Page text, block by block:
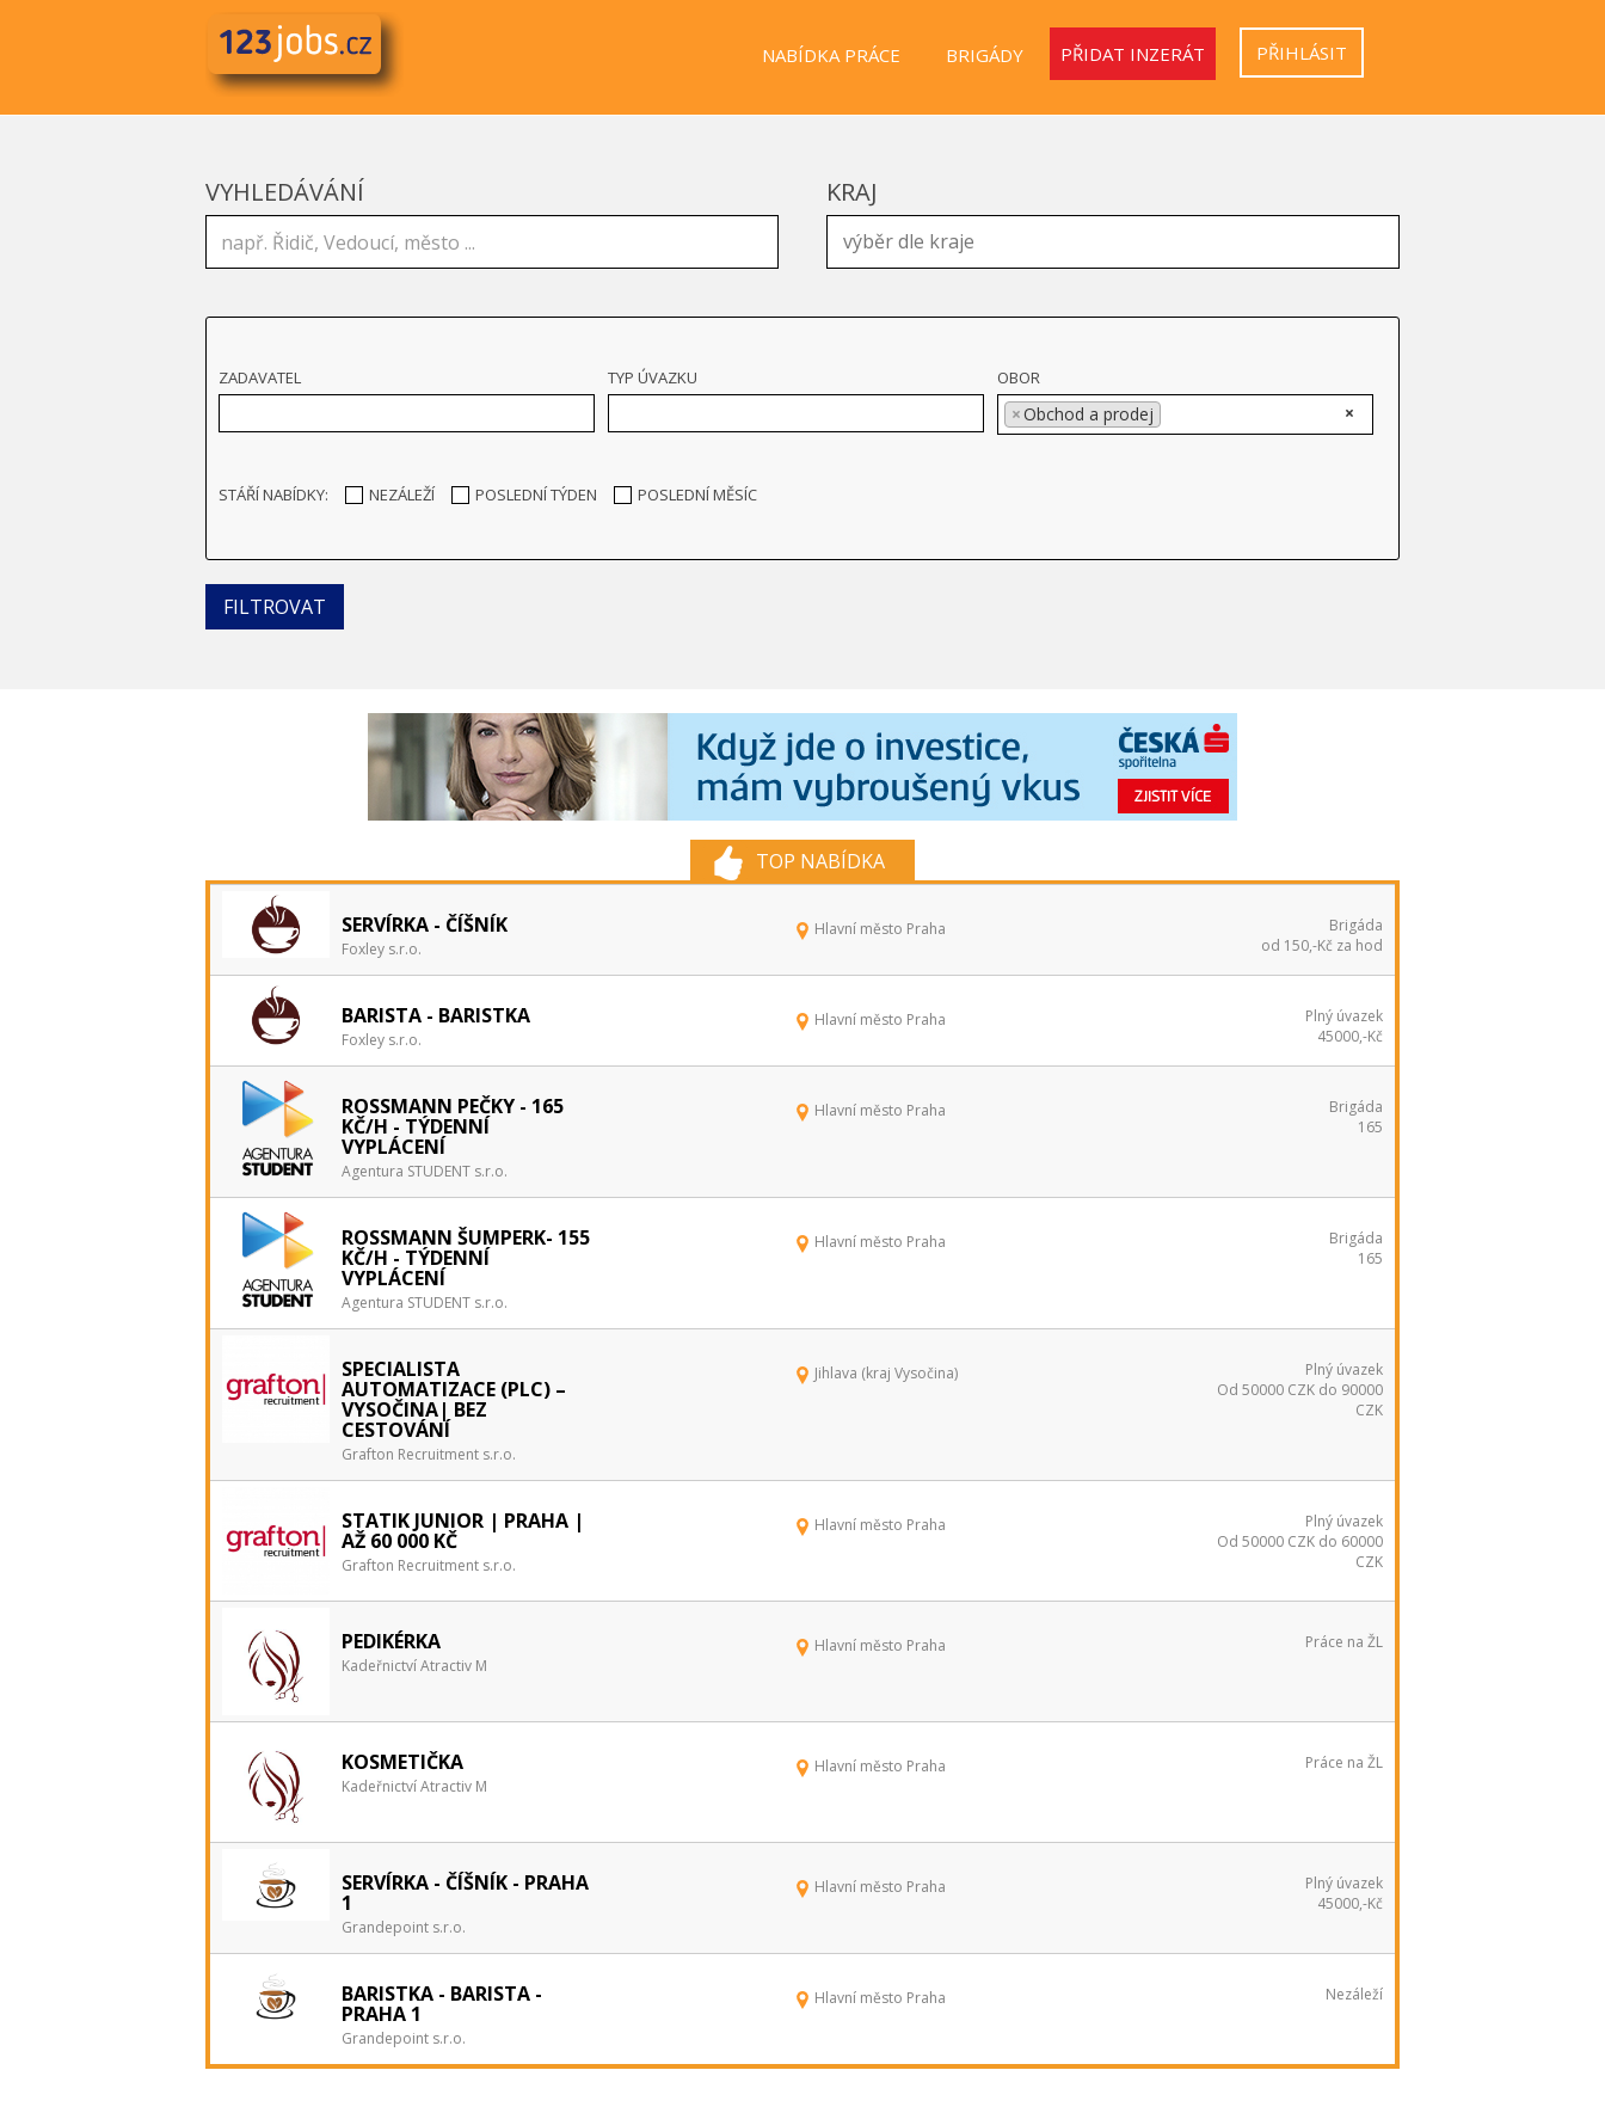
NABÍDKA PRÁCE BRIGÁDY PŘIDAT INZERÁT PŘIHLÁSIT
VYHLEDÁVÁNÍ KRAJ
ZADAVATEL TYP ÚVAZKU OBOR
×
×Obchod a prodej
STÁŘÍ NABÍDKY: NEZÁLEŽÍ POSLEDNÍ TÝDEN POSLEDNÍ MĚSÍC
TOP NABÍDKA
SERVÍRKA - ČÍŠNÍK
Foxley s.r.o.
Hlavní město Praha
Brigáda
od 150,-Kč za hod
BARISTA - BARISTKA
Foxley s.r.o.
Hlavní město Praha
Plný úvazek
45000,-Kč
ROSSMANN PEČKY - 165
KČ/H - TÝDENNÍ
VYPLÁCENÍ
Agentura STUDENT s.r.o.
Hlavní město Praha
Brigáda
165
ROSSMANN ŠUMPERK- 155
KČ/H - TÝDENNÍ
VYPLÁCENÍ
Agentura STUDENT s.r.o.
Hlavní město Praha
Brigáda
165
SPECIALISTA
AUTOMATIZACE (PLC) –
VYSOČINA| BEZ
CESTOVÁNÍ
Grafton Recruitment s.r.o.
Jihlava (kraj Vysočina)
Plný úvazek
Od 50000 CZK do 90000
CZK
STATIK JUNIOR | PRAHA |
AŽ 60 000 KČ
Grafton Recruitment s.r.o.
Hlavní město Praha
Plný úvazek
Od 50000 CZK do 60000
CZK
PEDIKÉRKA
Kadeřnictví Atractiv M
Hlavní město Praha Práce na ŽL
KOSMETIČKA
Kadeřnictví Atractiv M
Hlavní město Praha Práce na ŽL
SERVÍRKA - ČÍŠNÍK - PRAHA
1
Grandepoint s.r.o.
Hlavní město Praha
Plný úvazek
45000,-Kč
BARISTKA - BARISTA -
PRAHA 1
Grandepoint s.r.o.
Hlavní město Praha Nezáleží